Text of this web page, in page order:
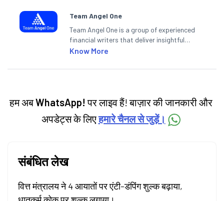
Team Angel One
Team Angel One is a group of experienced
financial writers that deliver insightful
articles on the stock market, IPO, economy,
categories.
Know More
हम अबWhatsApp! पर लाइव हैं! बाज़ार की जानकारी और
अपडेट्स के लिएहमारे चैनल से जुड़ें।
संबंधित लेख
वित्त मंत्रालय ने 4 आयातों पर एंटी-डंपिंग शुल्क बढ़ाया,